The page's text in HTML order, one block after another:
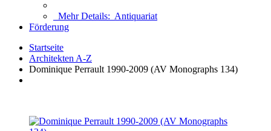
Mehr Details: Antiquariat
Förderung
Startseite
Architekten A-Z
Dominique Perrault 1990-2009 (AV Monographs 134)